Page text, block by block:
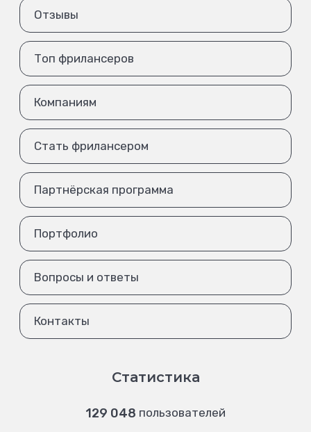
Отзывы
Топ фрилансеров
Компаниям
Стать фрилансером
Партнёрская программа
Портфолио
Вопросы и ответы
Контакты
Статистика
129 048 пользователей